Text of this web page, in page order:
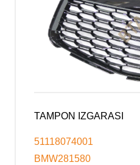
TAMPON IZGARASI
51118074001
BMW281580